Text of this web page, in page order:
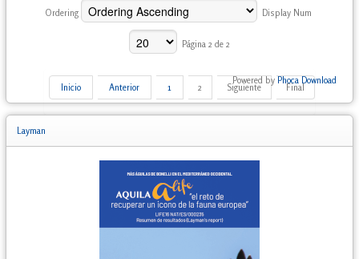
Ordering Display Num
Página 2 de 2
Inicio Anterior 1 2 Siguiente Final
Powered by Phoca Download
Layman